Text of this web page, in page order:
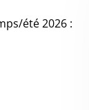
été 2026 :